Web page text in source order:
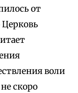
от
Церковь
воли
скоро